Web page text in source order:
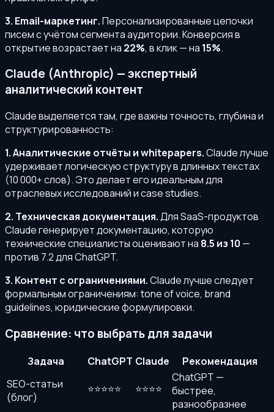
3. Email-маркетинг.Персонализированные цепочки
писем с учётом сегмента аудитории. Конверсия в
открытие возрастает на 22%, в клик — на 15%.
Claude (Anthropic) — экспертный
аналитический контент
Claude выделяется там, где важны точность, глубина и
структурированность:
1. Аналитические отчёты и whitepapers.Claude лучше
удерживает логическую структуру в длинных текстах
(10 000+ слов). Это делает его идеальным для
отраслевых исследований и case studies.
2. Техническая документация.Для SaaS-продуктов
Claude генерирует документацию, которую
технические специалисты оценивают на 8.5 из 10 —
против 7.2 для ChatGPT.
3. Контент с ограничениями.Claude лучше следует
формальным ограничениям: tone of voice, brand
guidelines, юридические формулировки.
Сравнение: что выбрать для задачи
Задача ChatGPT Claude
Рекомендация
SEO-статьи
(блог)
⭐⭐⭐⭐⭐ ⭐⭐⭐⭐
ChatGPT —
быстрее,
разнообразнее